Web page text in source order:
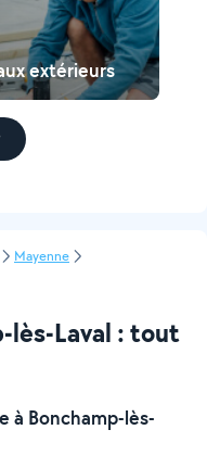
extérieurs
Mayenne
lès-Laval : tout
à Bonchamp-lès-